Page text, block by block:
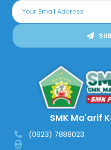
SMK Ma'arif
(0923) 7888023